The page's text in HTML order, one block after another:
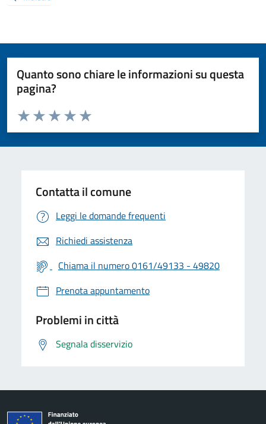
Quanto sono chiare le informazioni su questa
pagina?
Valuta da 1 a 5 stelle la pagina
Valuta 5 stelle su 5
Valuta 4 stelle su 5
Valuta 3 stelle su 5
Valuta 2 stelle su 5
Valuta 1 stelle su 5
Contatta il comune
Leggi le domande frequenti
Richiedi assistenza
Chiama il numero 0161/49133 - 49820
Prenota appuntamento
Problemi in città
Segnala disservizio